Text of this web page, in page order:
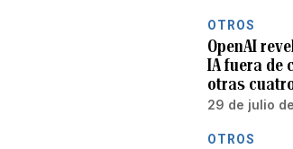
OTROS
OpenAI
IA fuera de
otras
29 de julio
OTROS